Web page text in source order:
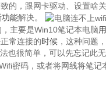
的，跟网卡驱动、设置啥
功能解决。
主要是Win10笔记本电脑
常连接的时候，这种问题
也很简单，可以先忘记此
密码，或者将网线将笔记